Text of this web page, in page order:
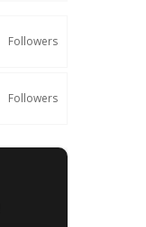
Followers
Followers